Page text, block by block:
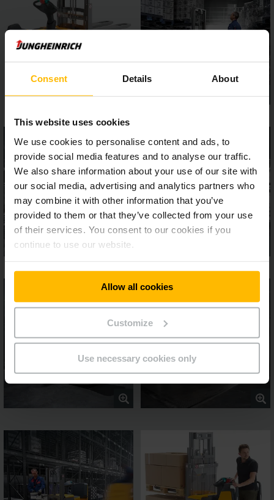
Consent Details About
This website uses cookies
We use cookies to personalise content and ads, to
provide social media features and to analyse our traffic.
We also share information about your use of our site with
our social media, advertising and analytics partners who
may combine it with other information that you’ve
provided to them or that they’ve collected from your use
of their services. You consent to our cookies if you
continue to use our website.
Allow all cookies
Customize
Use necessary cookies only
moteurs sans entretien et sans balais, vous pouvez compter
sur de longues durées de vie. Les ERD puisent l’énergie
longue durée, soit sur demande dans nos batteries lithium-
ion modernes.